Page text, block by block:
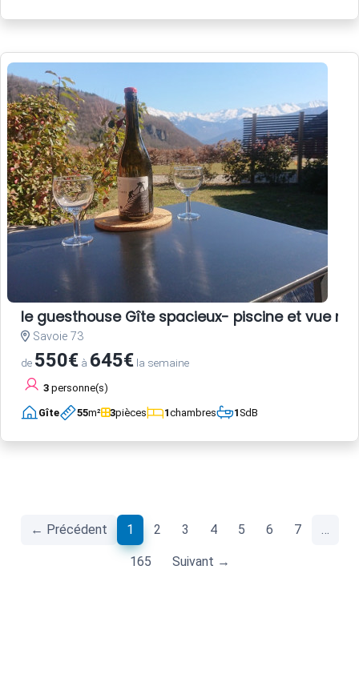
le guesthouse Gîte spacieux- piscine et vue
Savoie 73
de 550€ à 645€ la semaine
3 personne(s)
Gîte 55m² 3pièces 1chambres 1SdB
← Précédent 1 (current)
2 3 4 5 6 7 …
165 Suivant →